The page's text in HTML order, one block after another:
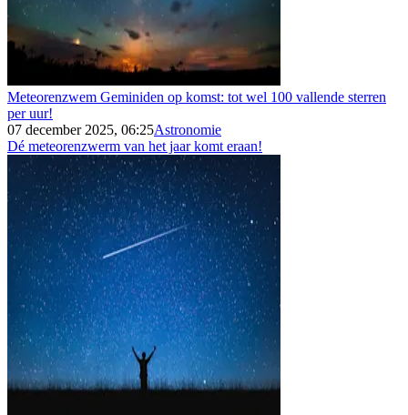
Meteorenzwem Geminiden op komst: tot wel 100 vallende sterren
per uur!
07 december 2025, 06:25Astronomie
Dé meteorenzwerm van het jaar komt eraan!